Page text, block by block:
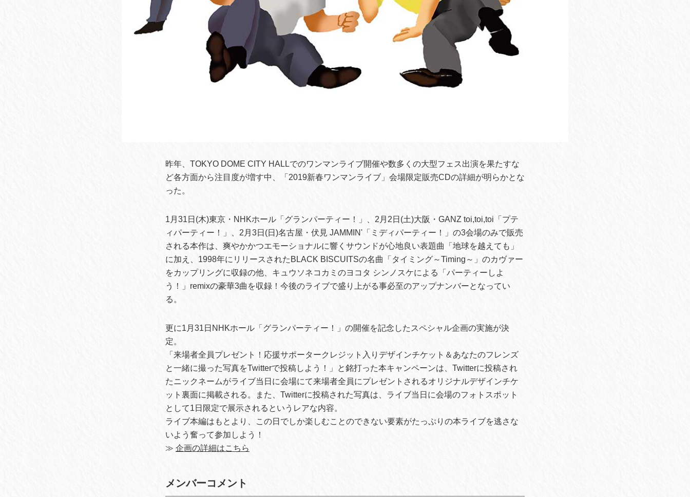
昨年、TOKYO DOME CITY HALLでのワンマンライブ開催や数多くの大型フェス出演を果たすな
ど各方面から注目度が増す中、「2019新春ワンマンライブ」会場限定販売CDの詳細が明らかとな
った。
1月31日(木)東京・NHKホール「グランパーティー！」、2月2日(土)大阪・GANZ toi,toi,toi「プテ
ィパーティー！」、2月3日(日)名古屋・伏見 JAMMIN'「ミディパーティー！」の3会場のみで販売
される本作は、爽やかかつエモーショナルに響くサウンドが心地良い表題曲「地球を越えても」
に加え、1998年にリリースされたBLACK BISCUITSの名曲「タイミング～Timing～」のカヴァー
をカップリングに収録の他、キュウソネコカミのヨコタ シンノスケによる「パーティーしよ
う！」remixの豪華3曲を収録！今後のライブで盛り上がる事必至のアップナンバーとなってい
る。
更に1月31日NHKホール「グランパーティー！」の開催を記念したスペシャル企画の実施が決
定。
「来場者全員プレゼント！応援サポータークレジット入りデザインチケット＆あなたのフレンズ
と一緒に撮った写真をTwitterで投稿しよう！」と銘打った本キャンペーンは、Twitterに投稿され
たニックネームがライブ当日に会場にて来場者全員にプレゼントされるオリジナルデザインチケ
ット裏面に掲載される。また、Twitterに投稿された写真は、ライブ当日に会場のフォトスポット
として1日限定で展示されるというレアな内容。
ライブ本編はもとより、この日でしか楽しむことのできない要素がたっぷりの本ライブを逃さな
いよう奮って参加しよう！
≫ 企画の詳細はこちら
メンバーコメント